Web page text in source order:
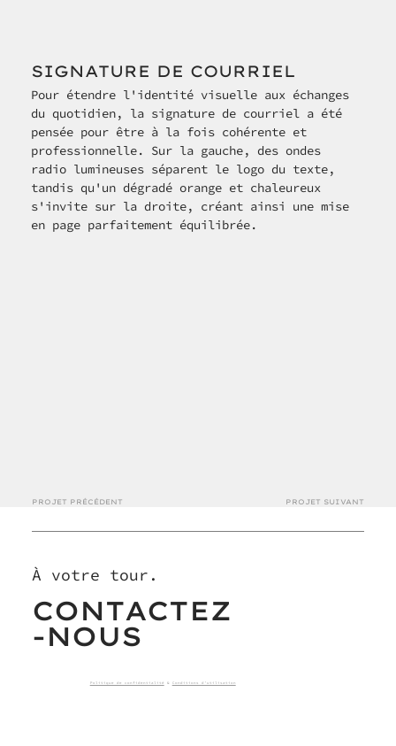
SIGNATURE DE COURRIEL
Pour étendre l'identité visuelle aux échanges
du quotidien, la signature de courriel a été
pensée pour être à la fois cohérente et
professionnelle. Sur la gauche, des ondes
radio lumineuses séparent le logo du texte,
tandis qu'un dégradé orange et chaleureux
s'invite sur la droite, créant ainsi une mise
en page parfaitement équilibrée.
PROJET PRÉCÉDENT PROJET SUIVANT
À votre tour.
CONTACTEZ
-NOUS
Politique de confidentialité & Conditions d'utilisation